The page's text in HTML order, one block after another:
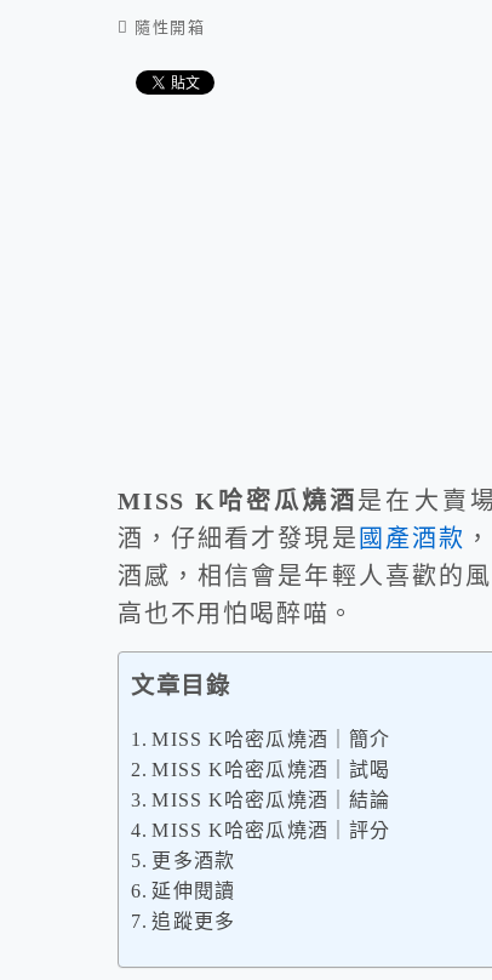
隨性開箱
MISS K哈密瓜燒酒是在大賣
酒，仔細看才發現是 國產酒款
酒感，相信會是年輕人喜歡的
高也不用怕喝醉喵。
文章目錄
MISS K哈密瓜燒酒｜簡介
MISS K哈密瓜燒酒｜試喝
MISS K哈密瓜燒酒｜結論
MISS K哈密瓜燒酒｜評分
更多酒款
延伸閱讀
追蹤更多